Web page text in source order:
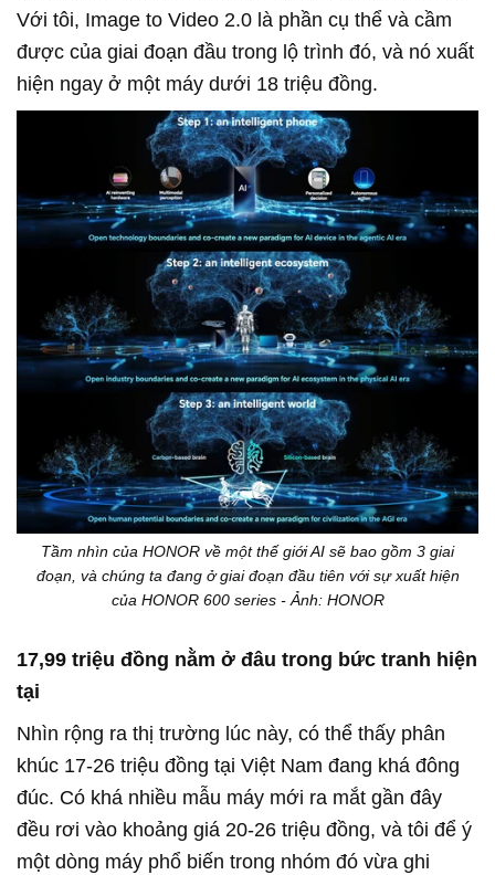
Với tôi, Image to Video 2.0 là phần cụ thể và cầm
được của giai đoạn đầu trong lộ trình đó, và nó xuất
hiện ngay ở một máy dưới 18 triệu đồng.
Tầm nhìn của HONOR về một thế giới AI sẽ bao gồm 3 giai
đoạn, và chúng ta đang ở giai đoạn đầu tiên với sự xuất hiện
của HONOR 600 series - Ảnh: HONOR
17,99 triệu đồng nằm ở đâu trong bức tranh hiện
tại
Nhìn rộng ra thị trường lúc này, có thể thấy phân
khúc 17-26 triệu đồng tại Việt Nam đang khá đông
đúc. Có khá nhiều mẫu máy mới ra mắt gần đây
đều rơi vào khoảng giá 20-26 triệu đồng, và tôi để ý
một dòng máy phổ biến trong nhóm đó vừa ghi